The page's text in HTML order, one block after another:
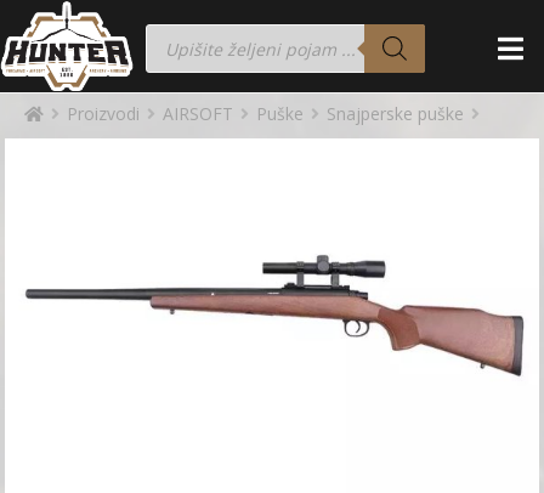
Proizvodi AIRSOFT Puške Snajperske puške